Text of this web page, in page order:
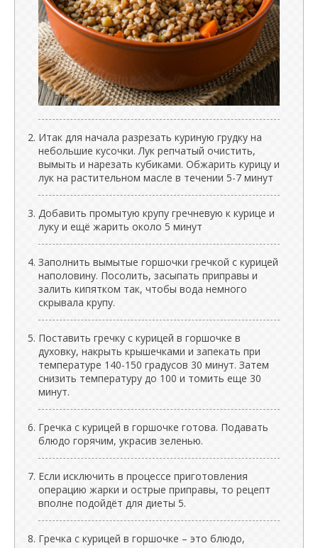
Итак для начала разрезать куриную грудку на
небольшие кусочки. Лук репчатый очистить,
вымыть и нарезать кубиками. Обжарить курицу и
лук на растительном масле в течении 5-7 минут
Добавить промытую крупу гречневую к курице и
луку и ещё жарить около 5 минут
Заполнить вымытые горшочки гречкой с курицей
наполовину. Посолить, засыпать приправы и
залить кипятком так, чтобы вода немного
скрывала крупу.
Поставить гречку с курицей в горшочке в
духовку, накрыть крышечками и запекать при
температуре 140-150 градусов 30 минут. Затем
снизить температуру до 100 и томить еще 30
минут.
Гречка с курицей в горшочке готова. Подавать
блюдо горячим, украсив зеленью.
Если исключить в процессе приготовления
операцию жарки и острые приправы, то рецепт
вполне подойдёт для диеты 5.
Гречка с курицей в горшочке – это блюдо,